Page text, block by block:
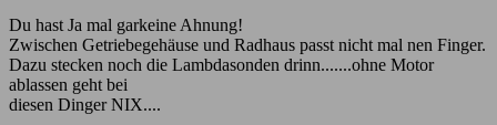
Du hast Ja mal garkeine Ahnung!
Zwischen Getriebegehäuse und Radhaus passt nicht mal nen Finger.
Dazu stecken noch die Lambdasonden drinn.......ohne Motor
ablassen geht bei
diesen Dinger NIX....